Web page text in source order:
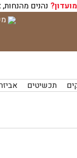
נהנים
תכשיטים